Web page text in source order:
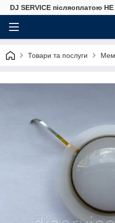
DJ SERVICE пiсляоплатою
Товари та послуги